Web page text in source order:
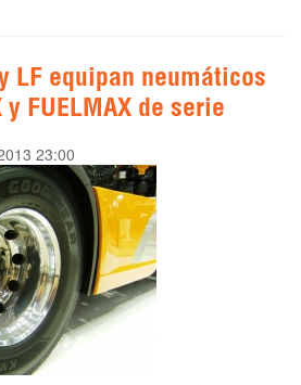
LF equipan neumáticos
y FUELMAX de serie
23:00